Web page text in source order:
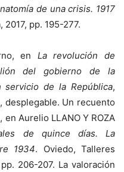
de una crisis. 1917
2017, pp. 195-277.
en La revolución de
del gobierno de la
servicio de la República,
desplegable. Un recuento
Aurelio LLANO Y ROZA
de quince días. La
1934. Oviedo, Talleres
206-207. La valoración